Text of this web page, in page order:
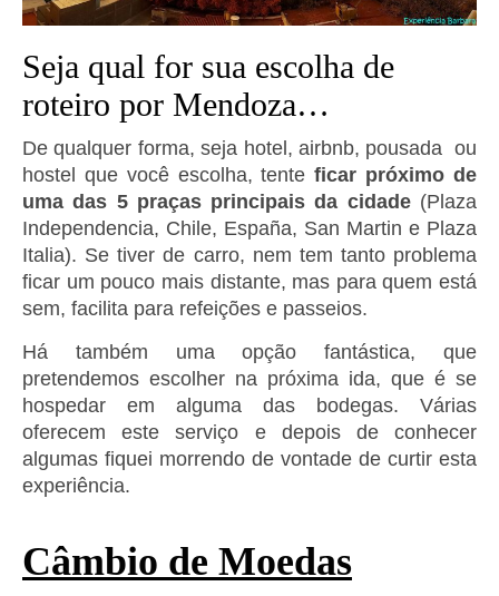
Seja qual for sua escolha de
roteiro por Mendoza…
De qualquer forma, seja hotel, airbnb, pousada ou
hostel que você escolha, tenteficar próximo de
uma das 5 praças principais da cidade(Plaza
Independencia, Chile, España, San Martin e Plaza
Italia). Se tiver de carro, nem tem tanto problema
ficar um pouco mais distante, mas para quem está
sem, facilita para refeições e passeios.
Há também uma opção fantástica, que
pretendemos escolher na próxima ida, que é se
hospedar em alguma das bodegas. Várias
oferecem este serviço e depois de conhecer
algumas fiquei morrendo de vontade de curtir esta
experiência.
Câmbio de Moedas